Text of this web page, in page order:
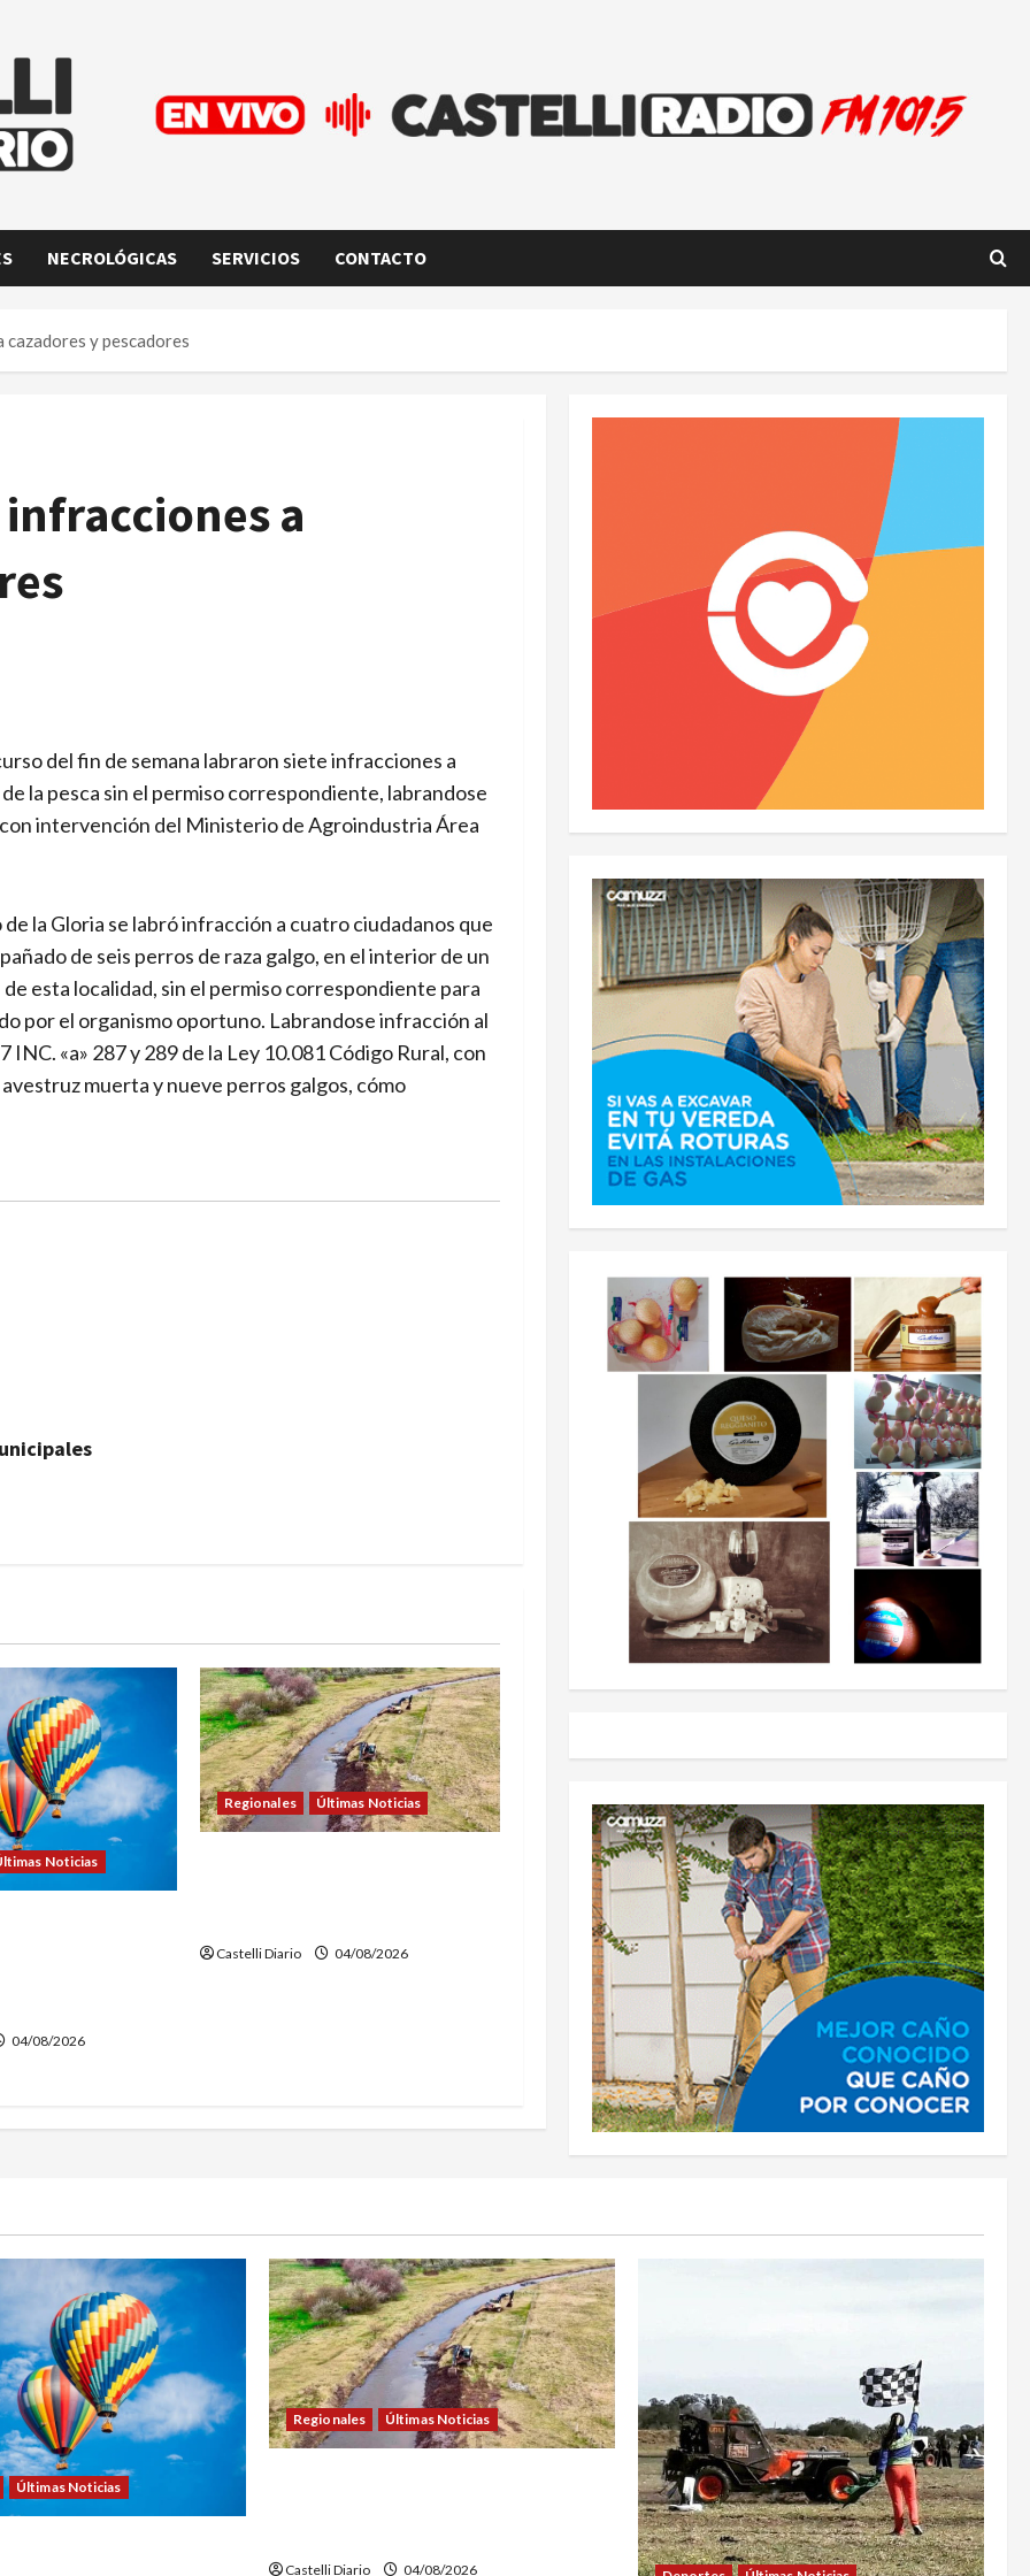
NECROLÓGICAS SERVICIOS CONTACTO
y pescadores
a
del fin de semana labraron siete infracciones a
la pesca sin el permiso correspondiente, labrandose
intervención del Ministerio de Agroindustria Área
la Gloria se labró infracción a cuatro ciudadanos que
de seis perros de raza galgo, en el interior de un
esta localidad, sin el permiso correspondiente para
por el organismo oportuno. Labrandose infracción al
INC. «a» 287 y 289 de la Ley 10.081 Código Rural, con
muerta y nueve perros galgos, cómo
Noticias
04/08/2026
Regionales Últimas Noticias
Castelli Diario 04/08/2026
Últimas Noticias
Regionales Últimas Noticias
Castelli Diario 04/08/2026